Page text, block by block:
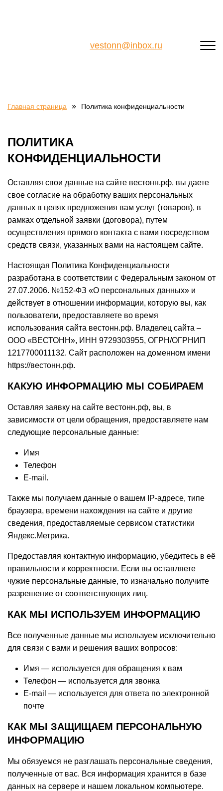
vestonn@inbox.ru
Главная страница » Политика конфиденциальности
ПОЛИТИКА
КОНФИДЕНЦИАЛЬНОСТИ
Оставляя свои данные на сайте вестонн.рф, вы даете
свое согласие на обработку ваших персональных
данных в целях предложения вам услуг (товаров), в
рамках отдельной заявки (договора), путем
осуществления прямого контакта с вами посредством
средств связи, указанных вами на настоящем сайте.
Настоящая Политика Конфиденциальности
разработана в соответствии с Федеральным законом от
27.07.2006. №152-ФЗ «О персональных данных» и
действует в отношении информации, которую вы, как
пользователи, предоставляете во время
использования сайта вестонн.рф. Владелец сайта –
ООО «ВЕСТОНН», ИНН 9729303955, ОГРН/ОГРНИП
1217700011132. Сайт расположен на доменном имени
https://вестонн.рф.
КАКУЮ ИНФОРМАЦИЮ МЫ СОБИРАЕМ
Оставляя заявку на сайте вестонн.рф, вы, в
зависимости от цели обращения, предоставляете нам
следующие персональные данные:
Имя
Телефон
E-mail.
Также мы получаем данные о вашем IP-адресе, типе
браузера, времени нахождения на сайте и другие
сведения, предоставляемые сервисом статистики
Яндекс.Метрика.
Предоставляя контактную информацию, убедитесь в её
правильности и корректности. Если вы оставляете
чужие персональные данные, то изначально получите
разрешение от соответствующих лиц.
КАК МЫ ИСПОЛЬЗУЕМ ИНФОРМАЦИЮ
Все полученные данные мы используем исключительно
для связи с вами и решения ваших вопросов:
Имя — используется для обращения к вам
Телефон — используется для звонка
E-mail — используется для ответа по электронной
почте
КАК МЫ ЗАЩИЩАЕМ ПЕРСОНАЛЬНУЮ
ИНФОРМАЦИЮ
Мы обязуемся не разглашать персональные сведения,
полученные от вас. Вся информация хранится в базе
данных на сервере и нашем локальном компьютере.